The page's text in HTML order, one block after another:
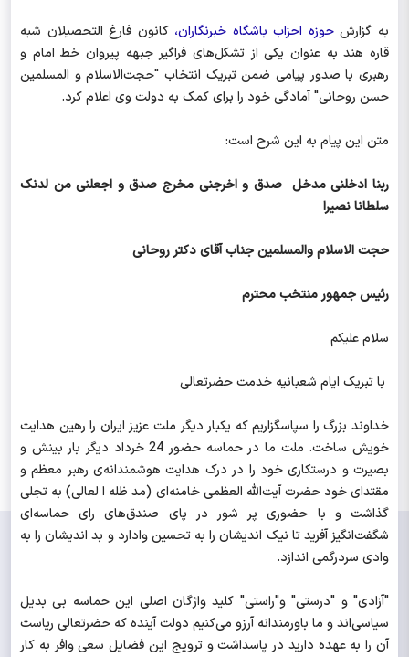
به گزارشحوزه احزاب باشگاه خبرنگاران، کانون فارغ التحصیلان شبه
قاره هند به عنوان یکی از تشکل‌های فراگیر جبهه پیروان خط امام و
رهبری با صدور پیامی ضمن تبریک انتخاب "حجت‌الاسلام و المسلمين
حسن روحانی" آمادگی خود را برای کمک به دولت وی اعلام کرد.
متن این پیام به این شرح است:
ربنا ادخلنی مدخل صدق و اخرجنی مخرج صدق و اجعلنی من لدنک
سلطانا نصیرا
حجت الاسلام والمسلمین جناب آقای دکتر روحانی
رئیس جمهور منتخب محترم
سلام علیکم
با تبریک ایام شعبانیه خدمت حضرتعالی
خداوند بزرگ را سپاسگزاریم که یکبار دیگر ملت عزیز ایران را رهین هدایت
خویش ساخت. ملت ما در حماسه حضور 24 خرداد دیگر بار بینش و
بصیرت و درستکاری خود را در درک هدایت هوشمندانه‌ی رهبر معظم و
مقتدای خود حضرت آیت‌الله العظمی خامنه‌ای (مد ظله ا لعالی) به تجلی
گذاشت و با حضوری پر شور در پای صندق‌های رای حماسه‌ای
شگفت‌انگیز آفرید تا نیک اندیشان را به تحسین وادارد و بد اندیشان را به
وادی سردرگمی اندازد.
"آزادی" و "درستی" و"راستی" کلید واژگان اصلی این حماسه بی بدیل
سیاسی‌اند و ما باورمندانه آرزو می‌کنیم دولت آینده که حضرتعالی ریاست
آن را به عهده دارید در پاسداشت و ترویج این فضایل سعی وافر به کار